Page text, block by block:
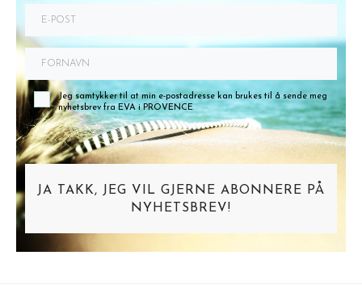
Jeg samtykker til at min e-postadresse kan brukes til å sende meg
nyhetsbrev fra EVA i PROVENCE
JA TAKK, JEG VIL GJERNE ABONNERE PÅ
NYHETSBREV!